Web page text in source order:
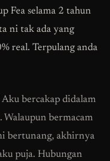
Fea selama 2 tahun
ni tak ada yang
real. Terpulang anda
Aku bercakap didalam
bermacam
bertunang, akhirnya
puja. Hubungan